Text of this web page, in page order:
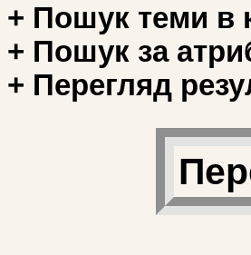
+ Пошук теми в
+ Пошук за
+ Перегляд